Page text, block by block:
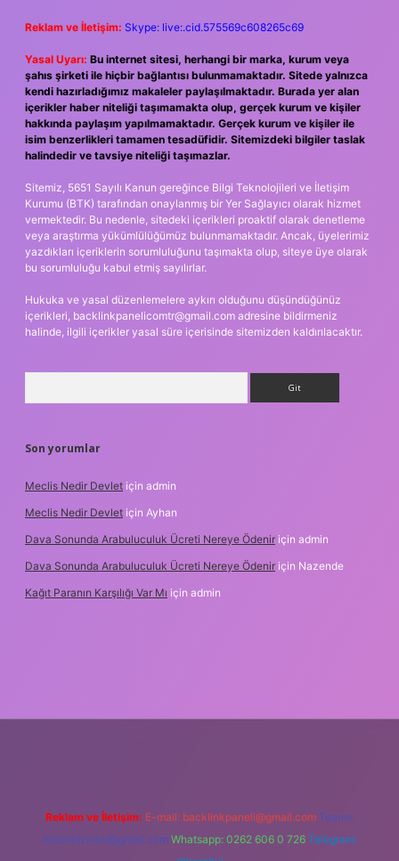
Reklam ve İletişim: Skype: live:.cid.575569c608265c69
Yasal Uyarı: Bu internet sitesi, herhangi bir marka, kurum veya
şahıs şirketi ile hiçbir bağlantısı bulunmamaktadır. Sitede yalnızca
kendi hazırladığımız makaleler paylaşılmaktadır. Burada yer alan
içerikler haber niteliği taşımamakta olup, gerçek kurum ve kişiler
hakkında paylaşım yapılmamaktadır. Gerçek kurum ve kişiler ile
isim benzerlikleri tamamen tesadüfidir. Sitemizdeki bilgiler taslak
halindedir ve tavsiye niteliği taşımazlar.
Sitemiz, 5651 Sayılı Kanun gereğince Bilgi Teknolojileri ve İletişim
Kurumu (BTK) tarafından onaylanmış bir Yer Sağlayıcı olarak hizmet
vermektedir. Bu nedenle, sitedeki içerikleri proaktif olarak denetleme
veya araştırma yükümlülüğümüz bulunmamaktadır. Ancak, üyelerimiz
yazdıkları içeriklerin sorumluluğunu taşımakta olup, siteye üye olarak
bu sorumluluğu kabul etmiş sayılırlar.
Hukuka ve yasal düzenlemelere aykırı olduğunu düşündüğünüz
içerikleri, backlinkpanelicomtr@gmail.com adresine bildirmeniz
halinde, ilgili içerikler yasal süre içerisinde sitemizden kaldırılacaktır.
Son yorumlar
Meclis Nedir Devlet için admin
Meclis Nedir Devlet için Ayhan
Dava Sonunda Arabuluculuk Ücreti Nereye Ödenir için admin
Dava Sonunda Arabuluculuk Ücreti Nereye Ödenir için Nazende
Kağıt Paranın Karşılığı Var Mı için admin
Reklam ve İletişim: E-mail: backlinkpaneli@gmail.com Teams:
forumhizmeti@gmail.com Whatsapp: 0262 606 0 726 Telegram: